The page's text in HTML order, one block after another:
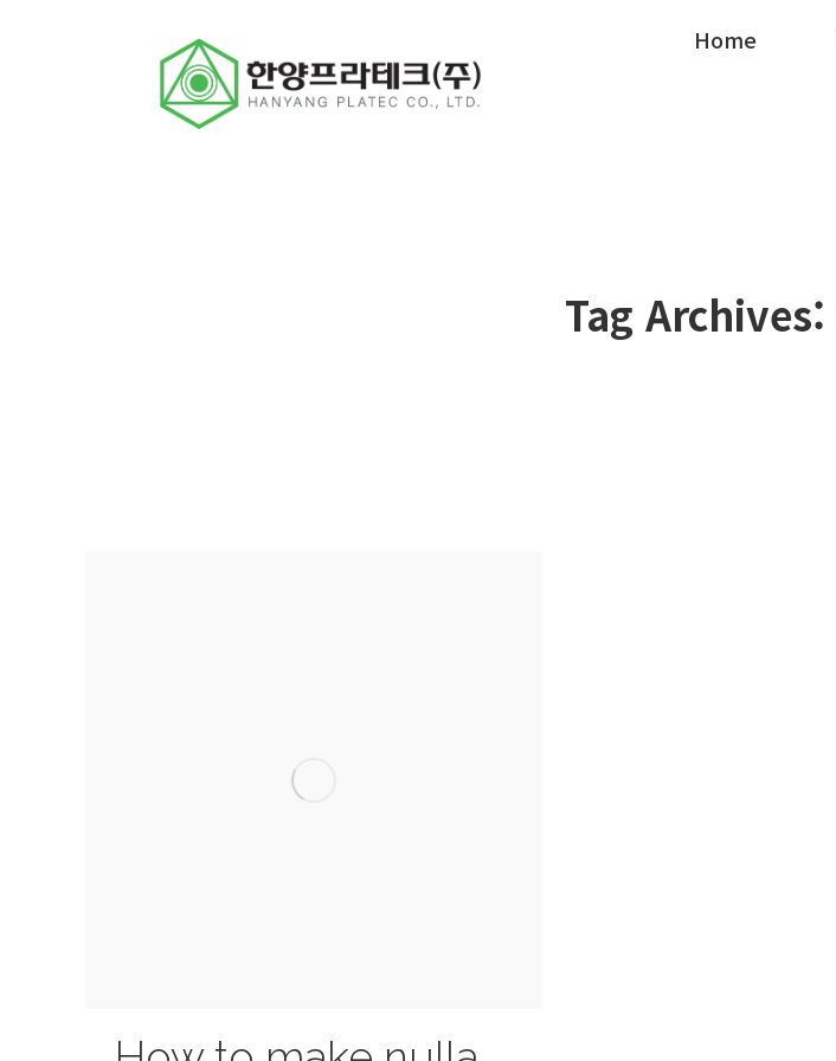
Home
Tag Archives:
Home